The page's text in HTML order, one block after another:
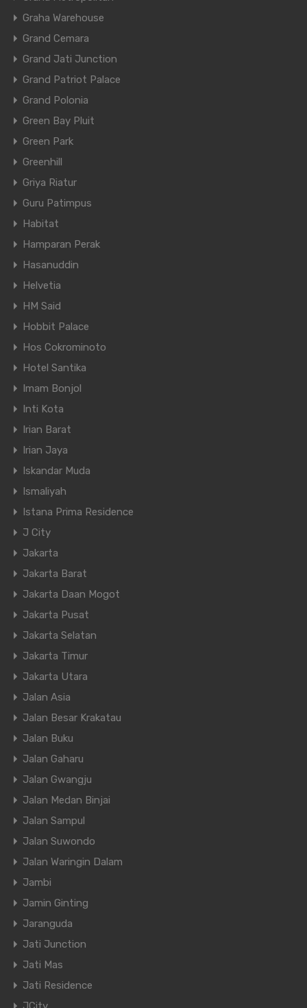
Graha Warehouse
Grand Cemara
Grand Jati Junction
Grand Patriot Palace
Grand Polonia
Green Bay Pluit
Green Park
Greenhill
Griya Riatur
Guru Patimpus
Habitat
Hamparan Perak
Hasanuddin
Helvetia
HM Said
Hobbit Palace
Hos Cokrominoto
Hotel Santika
Imam Bonjol
Inti Kota
Irian Barat
Irian Jaya
Iskandar Muda
Ismaliyah
Istana Prima Residence
J City
Jakarta
Jakarta Barat
Jakarta Daan Mogot
Jakarta Pusat
Jakarta Selatan
Jakarta Timur
Jakarta Utara
Jalan Asia
Jalan Besar Krakatau
Jalan Buku
Jalan Gaharu
Jalan Gwangju
Jalan Medan Binjai
Jalan Sampul
Jalan Suwondo
Jalan Waringin Dalam
Jambi
Jamin Ginting
Jaranguda
Jati Junction
Jati Mas
Jati Residence